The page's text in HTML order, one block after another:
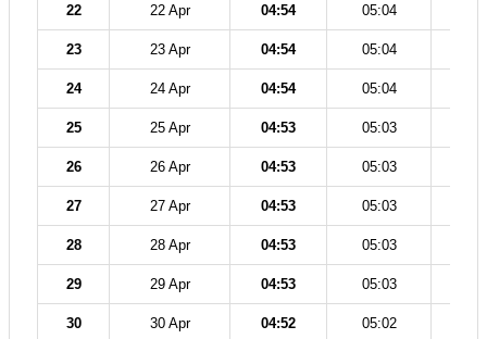
22 22 Apr 04:54 05:04
23 23 Apr 04:54 05:04
24 24 Apr 04:54 05:04
25 25 Apr 04:53 05:03
26 26 Apr 04:53 05:03
27 27 Apr 04:53 05:03
28 28 Apr 04:53 05:03
29 29 Apr 04:53 05:03
30 30 Apr 04:52 05:02